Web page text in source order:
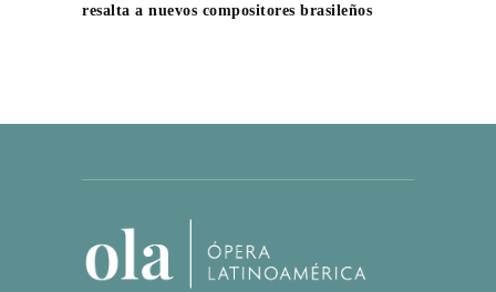
resalta a nuevos compositores brasileños